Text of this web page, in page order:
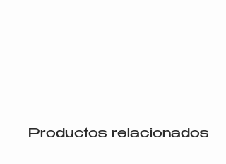
Productos relacionados